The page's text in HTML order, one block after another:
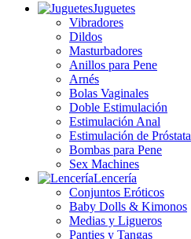
Juguetes
Vibradores
Dildos
Masturbadores
Anillos para Pene
Arnés
Bolas Vaginales
Doble Estimulación
Estimulación Anal
Estimulación de Próstata
Bombas para Pene
Sex Machines
Lencería
Conjuntos Eróticos
Baby Dolls & Kimonos
Medias y Ligueros
Panties y Tangas